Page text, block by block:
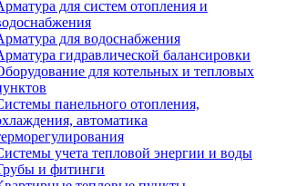
для систем отопления и
для водоснабжения
гидравлической балансировки
для котельных и тепловых
панельного отопления,
автоматика
учета тепловой энергии и воды
и фитинги